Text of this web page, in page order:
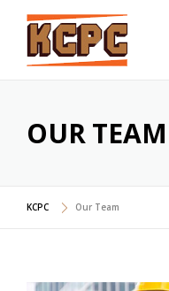
Skip
content
OUR TEAM
KCPC Our Team